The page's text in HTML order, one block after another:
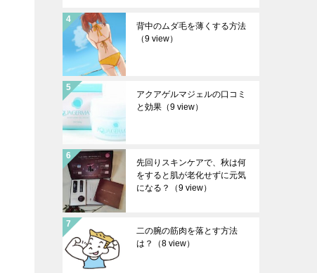
背中のムダ毛を薄くする方法
（9 view）
アクアゲルマジェルの口コミ
と効果 （9 view）
先回りスキンケアで、秋は何
をすると肌が老化せずに元気
になる？
（9 view）
二の腕の筋肉を落とす方法
は？
（8 view）